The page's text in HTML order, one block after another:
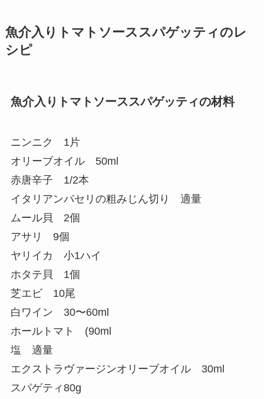
魚介入りトマトソーススパゲッティのレ
シピ
魚介入りトマトソーススパゲッティの材料
ニンニク 1片
オリーブオイル 50ml
赤唐辛子 1/2本
イタリアンパセリの粗みじん切り 適量
ムール貝 2個
アサリ 9個
ヤリイカ 小1ハイ
ホタテ貝 1個
芝エビ 10尾
白ワイン 30〜60ml
ホールトマト (90ml
塩 適量
エクストラヴァージンオリーブオイル 30ml
スパゲティ80g